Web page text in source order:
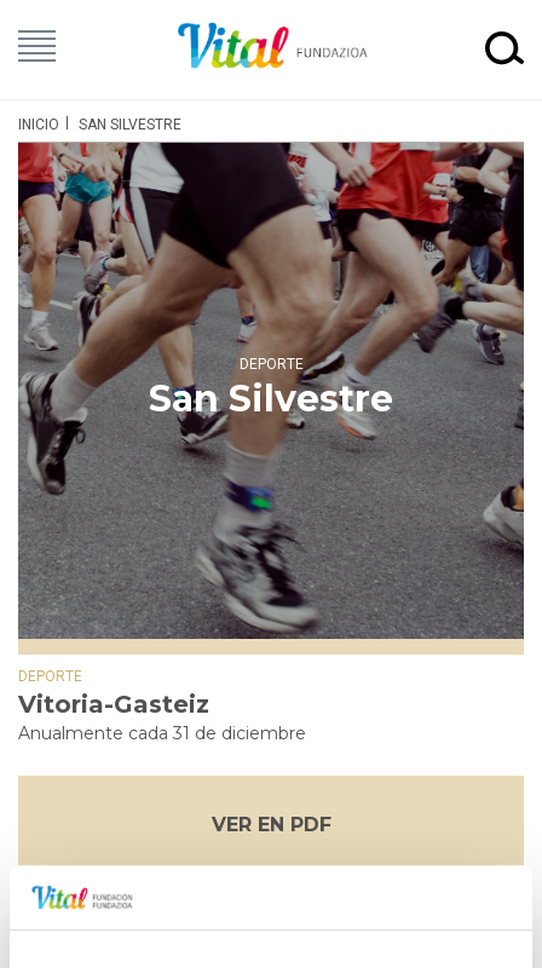
INICIO SAN SILVESTRE
San Silvestre
DEPORTE
DEPORTE
Vitoria-Gasteiz
Anualmente cada 31 de diciembre
VER EN PDF
La San Silvestre es una tradicional prueba que desde los